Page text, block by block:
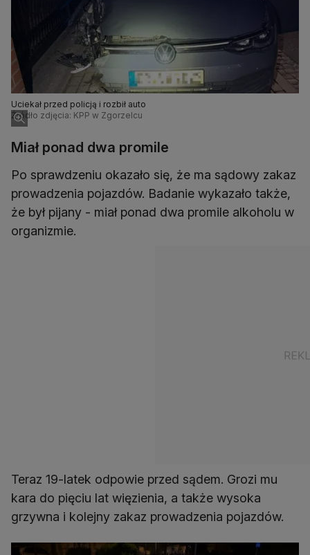
Uciekał przed policją i rozbił auto
Źródło zdjęcia: KPP w Zgorzelcu
Miał ponad dwa promile
Po sprawdzeniu okazało się, że ma sądowy zakaz
prowadzenia pojazdów. Badanie wykazało także,
że był pijany - miał ponad dwa promile alkoholu w
organizmie.
Teraz 19-latek odpowie przed sądem. Grozi mu
kara do pięciu lat więzienia, a także wysoka
grzywna i kolejny zakaz prowadzenia pojazdów.